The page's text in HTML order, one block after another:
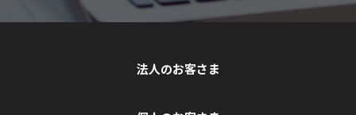
法人のお客さま